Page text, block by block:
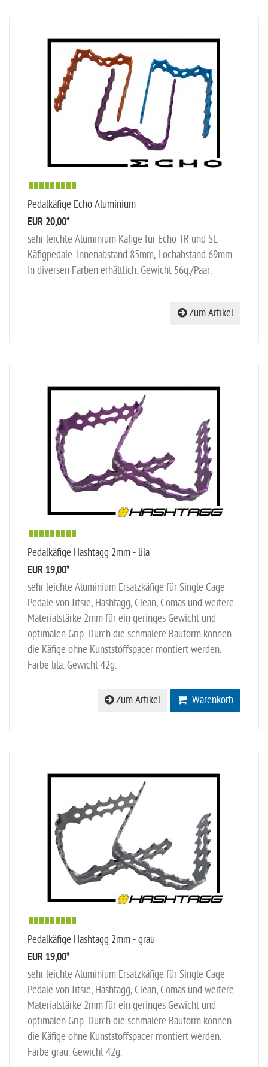
Pedalkäfige Echo Aluminium
EUR 20,00*
sehr leichte Aluminium Käfige für Echo TR und SL
Käfigpedale. Innenabstand 85mm, Lochabstand 69mm.
In diversen Farben erhältlich. Gewicht 56g./Paar.
Zum Artikel
Pedalkäfige Hashtagg 2mm - lila
EUR 19,00*
sehr leichte Aluminium Ersatzkäfige für Single Cage
Pedale von Jitsie, Hashtagg, Clean, Comas und weitere.
Materialstärke 2mm für ein geringes Gewicht und
optimalen Grip. Durch die schmälere Bauform können
die Käfige ohne Kunststoffspacer montiert werden.
Farbe lila. Gewicht 42g.
Warenkorb
Zum Artikel
Pedalkäfige Hashtagg 2mm - grau
EUR 19,00*
sehr leichte Aluminium Ersatzkäfige für Single Cage
Pedale von Jitsie, Hashtagg, Clean, Comas und weitere.
Materialstärke 2mm für ein geringes Gewicht und
optimalen Grip. Durch die schmälere Bauform können
die Käfige ohne Kunststoffspacer montiert werden.
Farbe grau. Gewicht 42g.